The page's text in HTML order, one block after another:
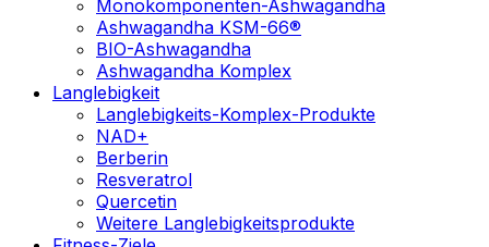
Monokomponenten-Ashwagandha
Ashwagandha KSM-66®
BIO-Ashwagandha
Ashwagandha Komplex
Langlebigkeit
Langlebigkeits-Komplex-Produkte
NAD+
Berberin
Resveratrol
Quercetin
Weitere Langlebigkeitsprodukte